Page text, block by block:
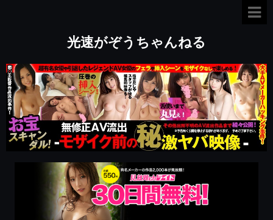
光速がぞうちゃんねる